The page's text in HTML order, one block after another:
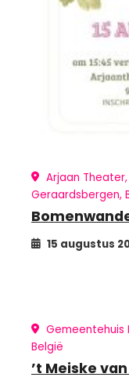
Arjaan
Geraardsbergen,
15 augustus
België
’t Meiske